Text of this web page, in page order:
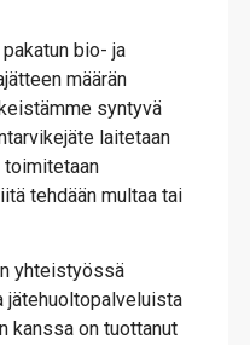
bio- ja
määrän
syntyvä
laitetaan
toimitetaan
tehdään multaa tai
yhteistyössä
jätehuoltopalveluista
kanssa on tuottanut